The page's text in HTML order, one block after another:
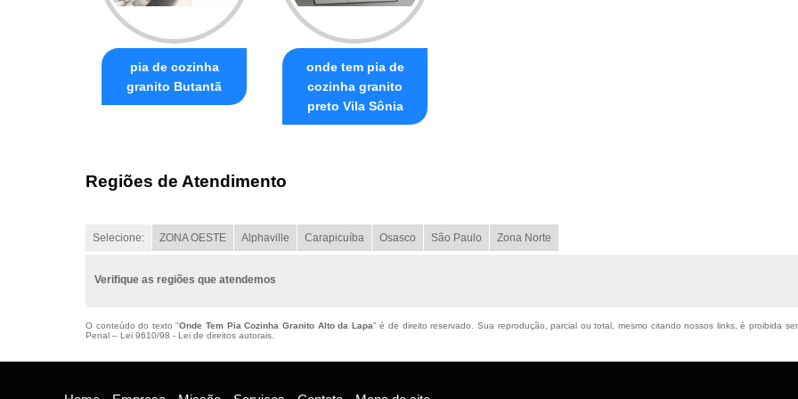
pia de cozinha
granito Butantã
onde tem pia de
cozinha granito
preto Vila Sônia
Regiões de Atendimento
Selecione: ZONA OESTE Alphaville Carapicuíba Osasco São Paulo Zona Norte
Verifique as regiões que atendemos
O conteúdo do texto "Onde Tem Pia Cozinha Granito Alto da Lapa" é de direito reservado. Sua reprodução, parcial ou total, mesmo citando nossos links, é proibida
Penal – Lei 9610/98 - Lei de direitos autorais